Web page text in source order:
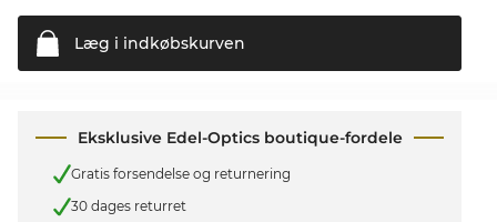
Læg i indkøbskurven
Eksklusive Edel-Optics boutique-fordele
Gratis forsendelse og returnering
30 dages returret